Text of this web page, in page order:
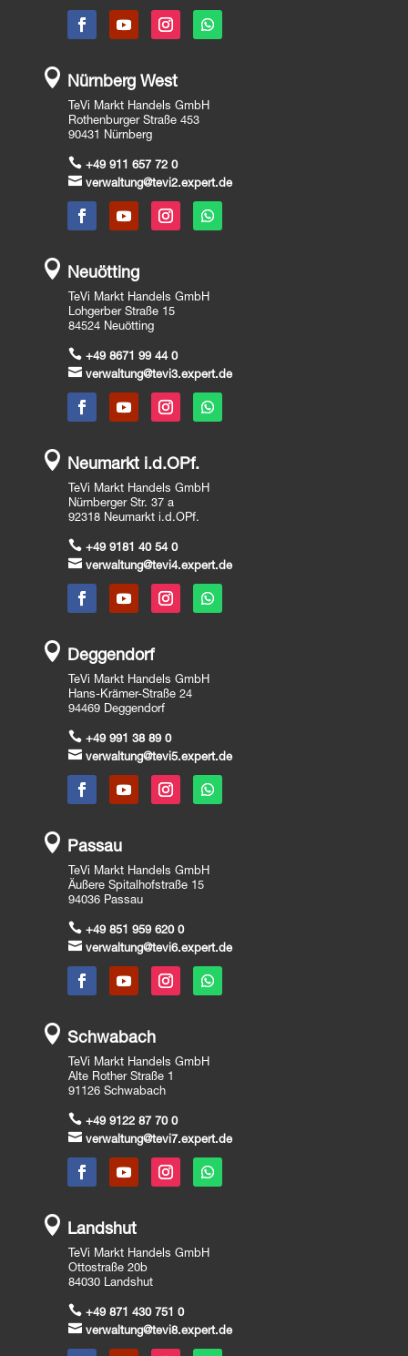
 Nürnberg West
TeVi Markt Handels GmbH
Rothenburger Straße 453
90431 Nürnberg
 +49 911 657 72 0
 verwaltung@tevi2.expert.de
 Neuötting
TeVi Markt Handels GmbH
Lohgerber Straße 15
84524 Neuötting
 +49 8671 99 44 0
 verwaltung@tevi3.expert.de
 Neumarkt i.d.OPf.
TeVi Markt Handels GmbH
Nürnberger Str. 37 a
92318 Neumarkt i.d.OPf.
 +49 9181 40 54 0
 verwaltung@tevi4.expert.de
 Deggendorf
TeVi Markt Handels GmbH
Hans-Krämer-Straße 24
94469 Deggendorf
 +49 991 38 89 0
 verwaltung@tevi5.expert.de
 Passau
TeVi Markt Handels GmbH
Äußere Spitalhofstraße 15
94036 Passau
 +49 851 959 620 0
 verwaltung@tevi6.expert.de
 Schwabach
TeVi Markt Handels GmbH
Alte Rother Straße 1
91126 Schwabach
 +49 9122 87 70 0
 verwaltung@tevi7.expert.de
 Landshut
TeVi Markt Handels GmbH
Ottostraße 20b
84030 Landshut
 +49 871 430 751 0
 verwaltung@tevi8.expert.de